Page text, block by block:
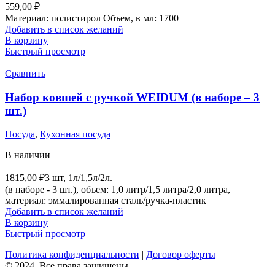
559,00 ₽
Материал: полистирол Объем, в мл: 1700
Добавить в список желаний
В корзину
Быстрый просмотр
Сравнить
Набор ковшей с ручкой WEIDUM (в наборе – 3
шт.)
Посуда, Кухонная посуда
В наличии
1815,00 ₽3 шт, 1л/1,5л/2л.
(в наборе - 3 шт.), объем: 1,0 литр/1,5 литра/2,0 литра,
материал: эммалированная сталь/ручка-пластик
Добавить в список желаний
В корзину
Быстрый просмотр
Политика конфиденциальности | Договор оферты